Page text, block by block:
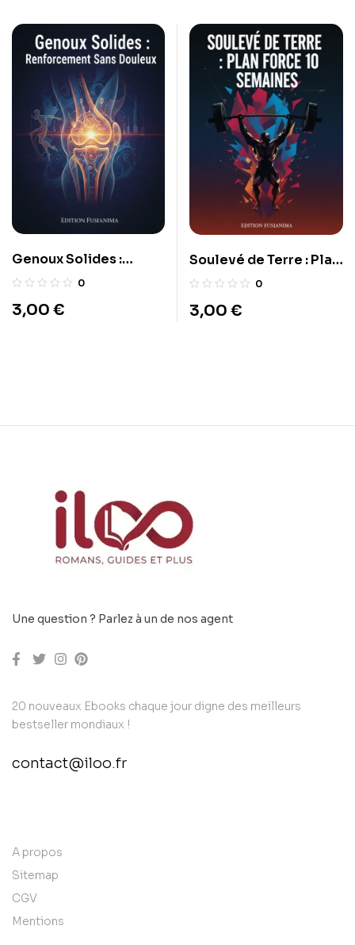
Genoux Solides :
Renforcement Sans
0
3,00 €
Soulevé de Terre : Plan
Force 10 Semaines
0
3,00 €
Une question ? Parlez à un de nos agent
20 nouveaux Ebooks chaque jour digne des meilleurs
bestseller mondiaux !
contact@iloo.fr
A propos
Sitemap
CGV
Mentions